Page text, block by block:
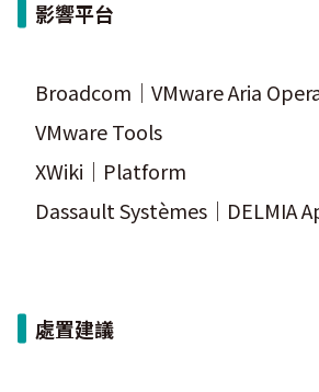
影響平台
Broadcom｜VMware Aria
VMware Tools
XWiki｜Platform
Dassault Systèmes｜DELMIA
處置建議